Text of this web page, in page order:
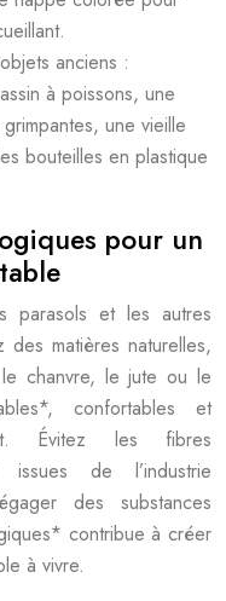
anciens :
à poissons, une
une vieille
bouteilles en plastique
pour un
parasols et les autres
matières naturelles,
chanvre, le jute ou le
confortables et
Évitez les fibres
de l’industrie
des substances
contribue à créer
à vivre.